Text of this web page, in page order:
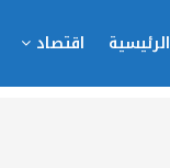
الرئيسية اقتصاد